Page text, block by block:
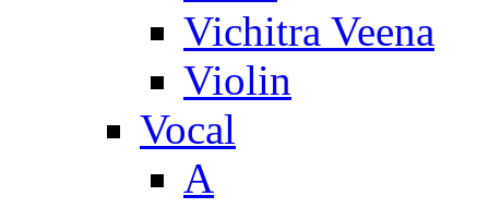
Vichitra Veena
Violin
Vocal
A